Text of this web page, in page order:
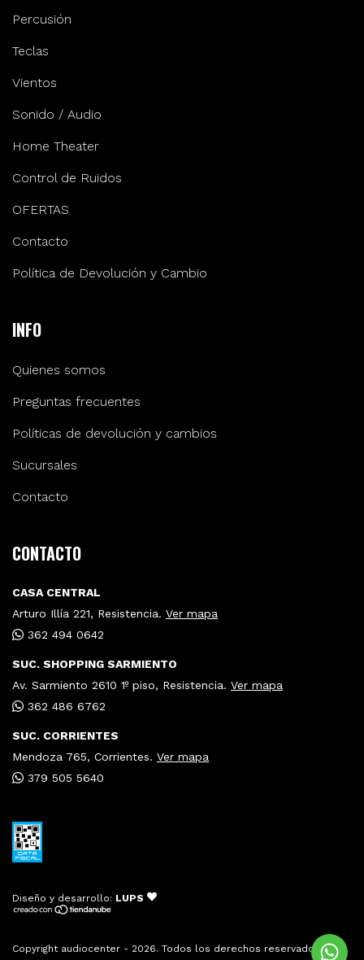
Percusión
Teclas
Vientos
Sonido / Audio
Home Theater
Control de Ruidos
OFERTAS
Contacto
Política de Devolución y Cambio
INFO
Quienes somos
Preguntas frecuentes
Políticas de devolución y cambios
Sucursales
Contacto
CONTACTO
CASA CENTRAL
Arturo Illía 221, Resistencia. Ver mapa
362 494 0642
SUC. SHOPPING SARMIENTO
Av. Sarmiento 2610 1º piso, Resistencia. Ver mapa
362 486 6762
SUC. CORRIENTES
Mendoza 765, Corrientes. Ver mapa
379 505 5640
Diseño y desarrollo: LUPS
Copyright audiocenter - 2026. Todos los derechos reservados.